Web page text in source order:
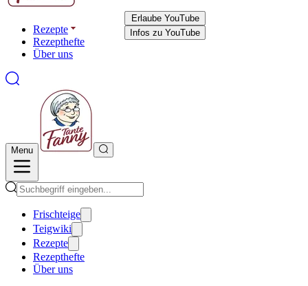
Rezepte
Rezepthefte
Über uns
Menu
Frischteige
Teigwiki
Rezepte
Rezepthefte
Über uns
Erlaube YouTube
Infos zu YouTube
Erlaube YouTube
Infos zu YouTube